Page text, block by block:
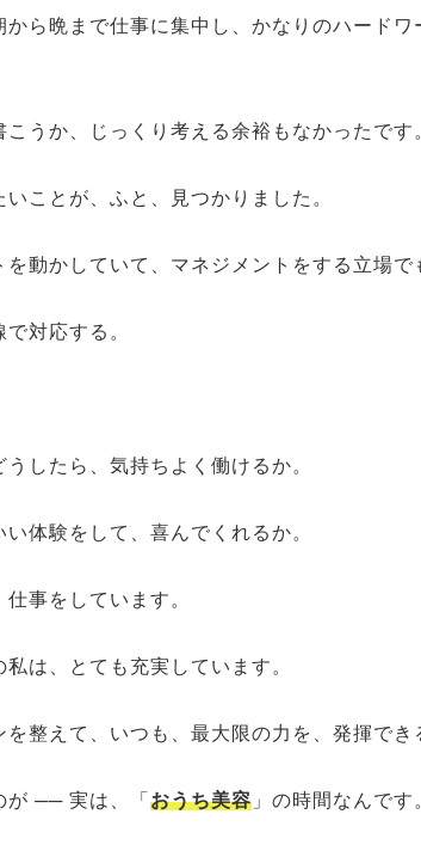
ら晩まで仕事に集中し、かなりのハードワ
うか、じっくり考える余裕もなかったです
ことが、ふと、見つかりました。
動かしていて、マネジメントをする立場で
対応する。
したら、気持ちよく働けるか。
体験をして、喜んでくれるか。
事をしています。
は、とても充実しています。
整えて、いつも、最大限の力を、発揮でき
が ── 実は、「 おうち美容 」の時間なんです